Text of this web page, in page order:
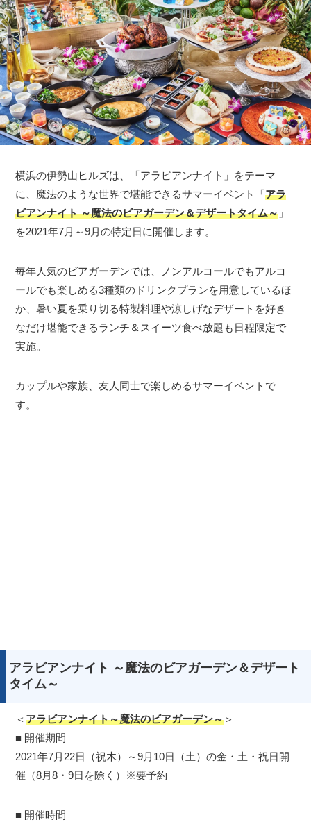
横浜の伊勢山ヒルズは、「アラビアンナイト」をテーマ
に、魔法のような世界で堪能できるサマーイベント「アラ
ビアンナイト ～魔法のビアガーデン＆デザートタイム～ 」
を2021年7月～9月の特定日に開催します。
毎年人気のビアガーデンでは、ノンアルコールでもアルコ
ールでも楽しめる3種類のドリンクプランを用意しているほ
か、暑い夏を乗り切る特製料理や涼しげなデザートを好き
なだけ堪能できるランチ＆スイーツ食べ放題も日程限定で
実施。
カップルや家族、友人同士で楽しめるサマーイベントで
す。
アラビアンナイト ～魔法のビアガーデン＆デザート
タイム～
＜アラビアンナイト～魔法のビアガーデン～＞
■ 開催期間
2021年7月22日（祝木）～9月10日（土）の金・土・祝日開
催（8月8・9日を除く）※要予約
■ 開催時間